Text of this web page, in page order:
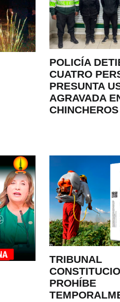
POLICÍA
CUATRO
PRESUNTA
AGRAVADA
CHINCHEROS
TRIBUNAL
PROHÍBE